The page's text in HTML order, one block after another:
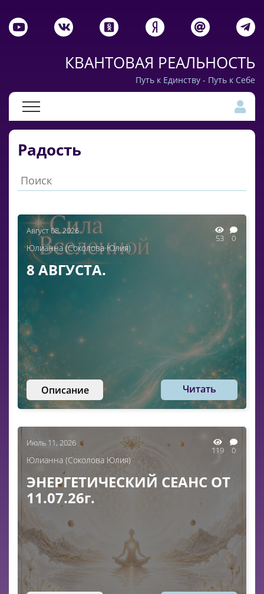
КВАНТОВАЯ РЕАЛЬНОСТЬ
Путь к Единству - Путь к Себе
Радость
Август 08, 2026
53 0
Юлианна (Соколова Юлия)
8 АВГУСТА.
Описание Читать
Июль 11, 2026
119 0
Юлианна (Соколова Юлия)
ЭНЕРГЕТИЧЕСКИЙ СЕАНС ОТ
11.07.26г.